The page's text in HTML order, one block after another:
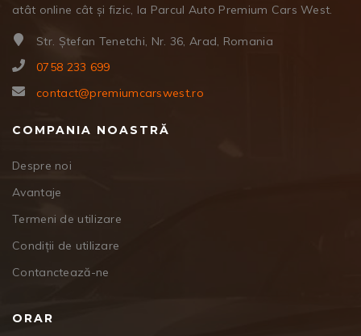
atât online cât și fizic, la Parcul Auto Premium Cars West.
Str. Ștefan Tenetchi, Nr. 36, Arad, Romania
0758 233 699
contact@premiumcarswest.ro
COMPANIA NOASTRĂ
Despre noi
Avantaje
Termeni de utilizare
Condiții de utilizare
Contanctează-ne
ORAR